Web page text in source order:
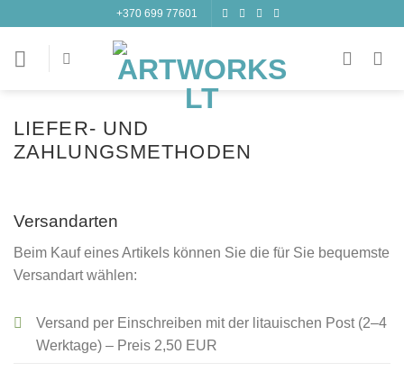
Inhalt
+370 699 77601
LIEFER- UND
ZAHLUNGSMETHODEN
Versandarten
Beim Kauf eines Artikels können Sie die für Sie bequemste
Versandart wählen:
Versand per Einschreiben mit der litauischen Post (2–4
Werktage) – Preis 2,50 EUR